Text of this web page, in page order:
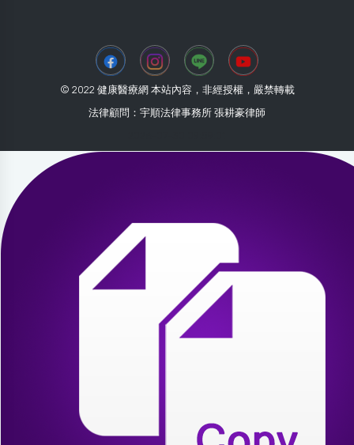
© 2022 健康醫療網 本站內容，非經授權，嚴禁轉載
法律顧問：宇順法律事務所 張耕豪律師